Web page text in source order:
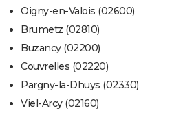
Oigny-en-Valois (02600)
Brumetz (02810)
Buzancy (02200)
Couvrelles (02220)
Pargny-la-Dhuys (02330)
Viel-Arcy (02160)